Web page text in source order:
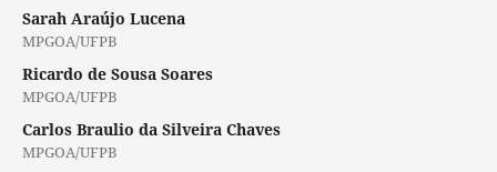
Sarah Araújo Lucena
MPGOA/UFPB
Ricardo de Sousa Soares
MPGOA/UFPB
Carlos Braulio da Silveira Chaves
MPGOA/UFPB